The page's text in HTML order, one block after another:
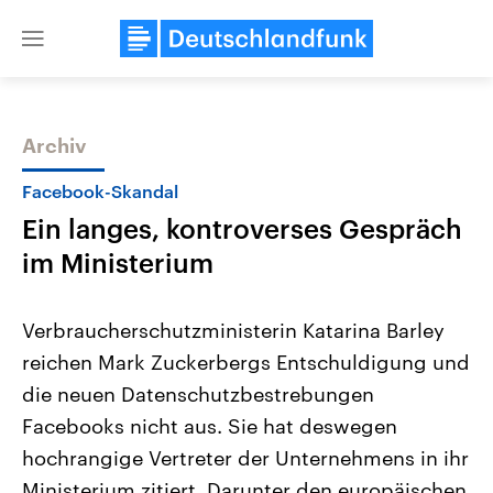
Close
Themen
Landtagswahl Sachsen-Anhalt
2026
Alle Informationen
Sachsen-Anhalt wählt am 6.
September 2026 einen neuen
Landtag. Seit 2021 wird das
Bundesland von einer Koalition aus
USA
Aktuelle Beiträge,
Hintergründe
Wirtschaftlich und
gehören die Vereinigten
den mächtigsten Ländern
mit großem Einfluss auf
Archiv
Facebook-Skandal
Ein langes, kontroverses Gespräch
im Ministerium
Verbraucherschutzministerin Katarina Barley
reichen Mark Zuckerbergs Entschuldigung und
die neuen Datenschutzbestrebungen
Facebooks nicht aus. Sie hat deswegen
hochrangige Vertreter der Unternehmens in ihr